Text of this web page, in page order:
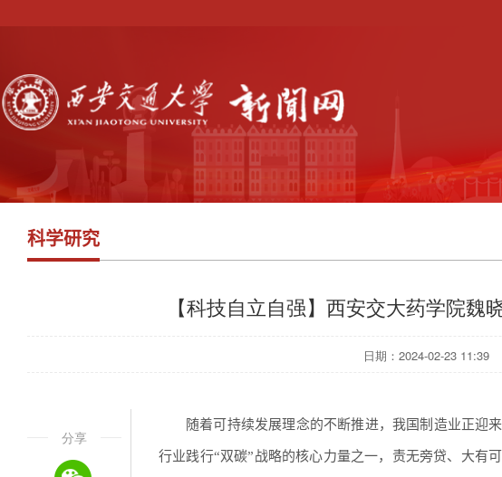
科学研究
分享
【科技自立自强】西安交大药学院
日期：2024-02-23 11:39
随着可持续发展理念的不断推进，我国制造业正迎
行业践行“双碳”战略的核心力量之一，责无旁贷、大有